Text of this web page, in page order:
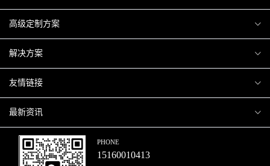
爬虫案例
关于爬虫
高级定制方案
H5互动营销
微信小程序
移动APP
解决方案
商城解决方案
商城会员积分商城解决方案
网站解决方案
智慧校园解决方案
友情链接
厦门小程序开发
厦门APP开发
厦门微商城开发
最新资讯
行业资讯 PHONE
15160010413